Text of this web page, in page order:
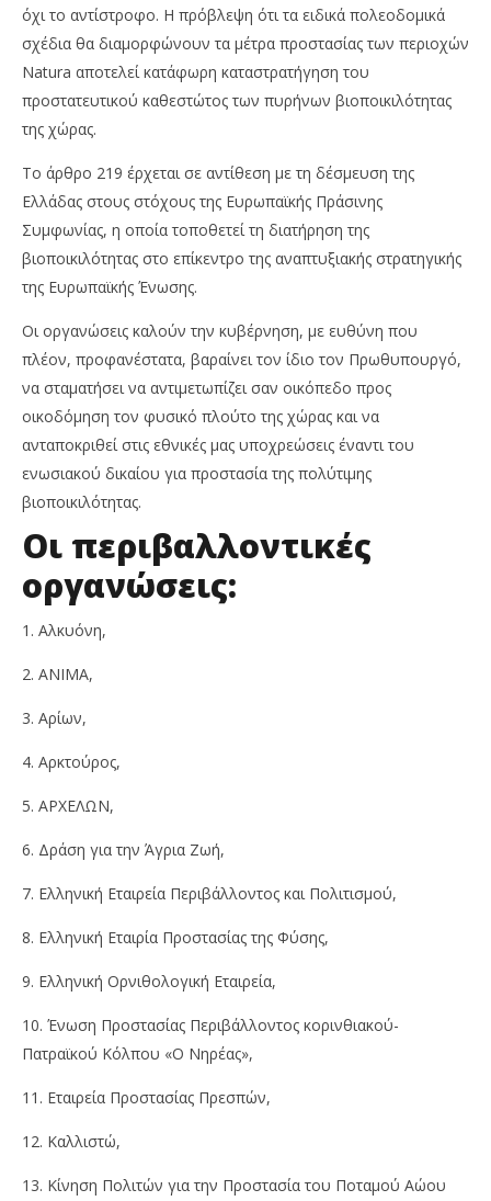
όχι το αντίστροφο. Η πρόβλεψη ότι τα ειδικά πολεοδομικά
σχέδια θα διαμορφώνουν τα μέτρα προστασίας των περιοχών
Natura αποτελεί κατάφωρη καταστρατήγηση του
προστατευτικού καθεστώτος των πυρήνων βιοποικιλότητας
της χώρας.
Το άρθρο 219 έρχεται σε αντίθεση με τη δέσμευση της
Ελλάδας στους στόχους της Ευρωπαϊκής Πράσινης
Συμφωνίας, η οποία τοποθετεί τη διατήρηση της
βιοποικιλότητας στο επίκεντρο της αναπτυξιακής στρατηγικής
της Ευρωπαϊκής Ένωσης.
Οι οργανώσεις καλούν την κυβέρνηση, με ευθύνη που
πλέον, προφανέστατα, βαραίνει τον ίδιο τον Πρωθυπουργό,
να σταματήσει να αντιμετωπίζει σαν οικόπεδο προς
οικοδόμηση τον φυσικό πλούτο της χώρας και να
ανταποκριθεί στις εθνικές μας υποχρεώσεις έναντι του
ενωσιακού δικαίου για προστασία της πολύτιμης
βιοποικιλότητας.
Οι περιβαλλοντικές
οργανώσεις:
1. Αλκυόνη,
2. ΑΝΙΜΑ,
3. Αρίων,
4. Αρκτούρος,
5. ΑΡΧΕΛΩΝ,
6. Δράση για την Άγρια Ζωή,
7. Ελληνική Εταιρεία Περιβάλλοντος και Πολιτισμού,
8. Ελληνική Εταιρία Προστασίας της Φύσης,
9. Ελληνική Ορνιθολογική Εταιρεία,
10. Ένωση Προστασίας Περιβάλλοντος κορινθιακού-
Πατραϊκού Κόλπου «Ο Νηρέας»,
11. Εταιρεία Προστασίας Πρεσπών,
12. Καλλιστώ,
13. Κίνηση Πολιτών για την Προστασία του Ποταμού Αώου